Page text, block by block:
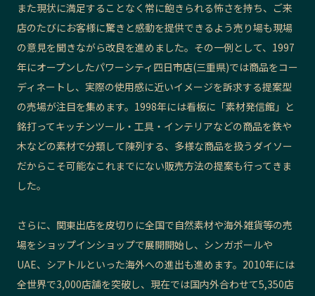
また現状に満足することなく常に飽きられる怖さを持ち、ご来
店のたびにお客様に驚きと感動を提供できるよう売り場も現場
の意見を聞きながら改良を進めました。その一例として、1997
年にオープンしたパワーシティ四日市店(三重県)では商品をコー
ディネートし、実際の使用感に近いイメージを訴求する提案型
の売場が注目を集めます。 1998年には看板に「素材発信館」と
銘打ってキッチンツール・工具・インテリアなどの商品を鉄や
木などの素材で分類して陳列する、多様な商品を扱うダイソー
だからこそ可能なこれまでにない販売方法の提案も行ってきま
した。
さらに、関東出店を皮切りに全国で自然素材や海外雑貨等の売
場をショップインショップで展開開始し、シンガポールや
UAE、シアトルといった海外への進出も進めます。2010年には
全世界で3,000店舗を突破し、 現在では国内外合わせて5,350店